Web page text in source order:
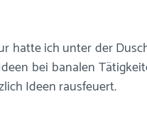
hatte ich unter der
bei banalen
Ideen rausfeuert.